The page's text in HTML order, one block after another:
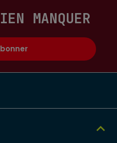
MANQUER